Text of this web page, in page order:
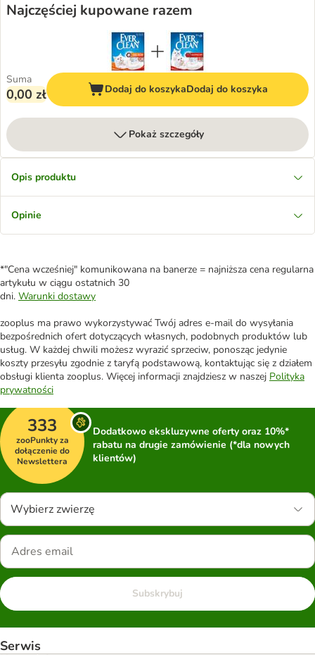
Najczęściej kupowane razem
Suma
0,00 zł Dodaj do koszykaDodaj do koszyka
Pokaż szczegóły
Opis produktu
Opinie
*"Cena wcześniej" komunikowana na banerze = najniższa cena regularna
artykułu w ciągu ostatnich 30
dni. Warunki dostawy
zooplus ma prawo wykorzystywać Twój adres e-mail do wysyłania
bezpośrednich ofert dotyczących własnych, podobnych produktów lub
usług. W każdej chwili możesz wyrazić sprzeciw, ponosząc jedynie
koszty przesyłu zgodnie z taryfą podstawową, kontaktując się z działem
obsługi klienta zooplus. Więcej informacji znajdziesz w naszej Polityka
prywatności
333
zooPunkty za
dołączenie do
Newslettera
Dodatkowo ekskluzywne oferty oraz 10%*
rabatu na drugie zamówienie (*dla nowych
klientów)
Wybierz zwierzę
Subskrybuj
Serwis